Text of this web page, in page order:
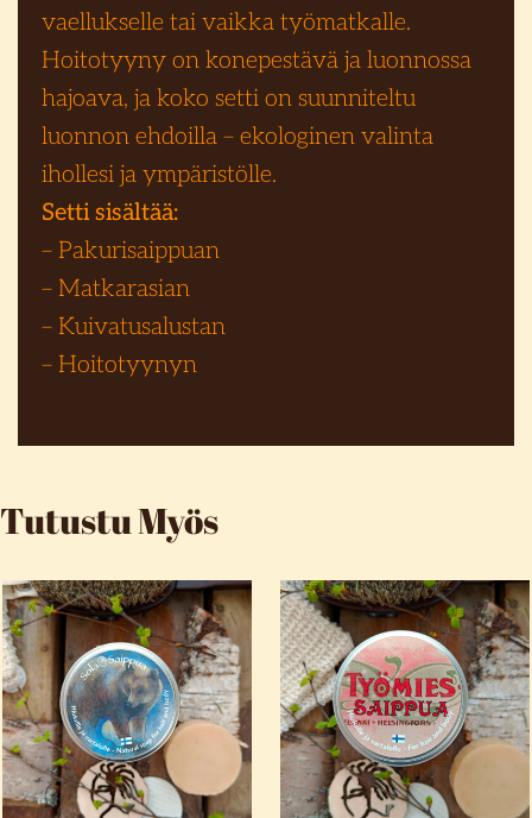
vaellukselle tai vaikka työmatkalle.
Hoitotyyny on konepestävä ja luonnossa
hajoava, ja koko setti on suunniteltu
luonnon ehdoilla – ekologinen valinta
ihollesi ja ympäristölle.
Setti sisältää:
– Pakurisaippuan
– Matkarasian
– Kuivatusalustan
– Hoitotyynyn
Tutustu Myös